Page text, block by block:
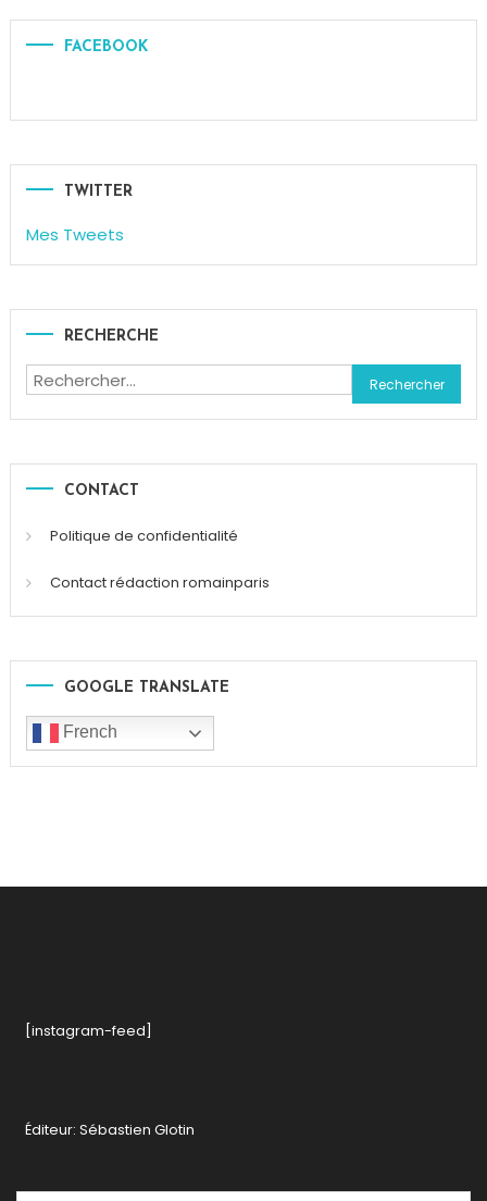
FACEBOOK
TWITTER
Mes Tweets
RECHERCHE
Rechercher :
CONTACT
Politique de confidentialité
Contact rédaction romainparis
GOOGLE TRANSLATE
French
[instagram-feed]
Éditeur: Sébastien Glotin